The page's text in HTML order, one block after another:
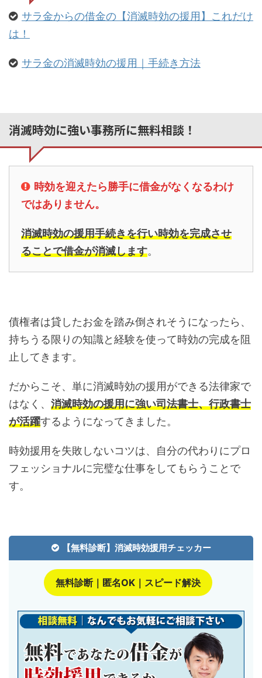
サラ金からの借金の【消滅時効の援用】これだけ
は！
サラ金の消滅時効の援用｜手続き方法
消滅時効に強い事務所に無料相談！
時効を迎えたら勝手に借金がなくなるわけ
ではありません。
消滅時効の援用手続きを行い時効を完成させ
ることで借金が消滅します。
債権者は貸したお金を踏み倒されそうになったら、
持ちうる限りの知識と経験を使って時効の完成を阻
止してきます。
だからこそ、単に消滅時効の援用ができる法律家で
はなく、 消滅時効の援用に強い司法書士、行政書士
が活躍するようになってきました。
時効援用を失敗しないコツは、自分の代わりにプロ
フェッショナルに完璧な仕事をしてもらうことで
す。
【無料診断】消滅時効援用チェッカー
無料診断｜匿名OK｜スピード解決